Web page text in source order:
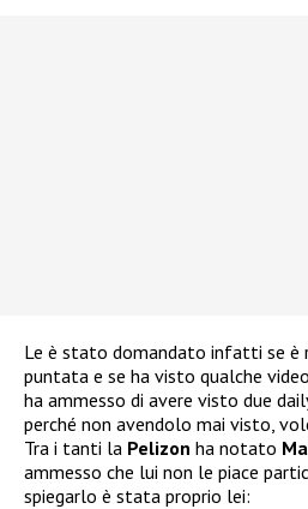
Le è stato domandato infatti se è
puntata e se ha visto qualche
ha ammesso di avere visto due
perché non avendolo mai visto,
Tra i tanti la Pelizon ha notato
ammesso che lui non le piace
spiegarlo è stata proprio lei: